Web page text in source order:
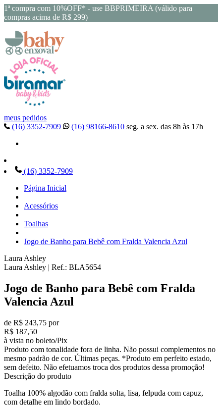
1ª compra com 10%OFF* - use BBPRIMEIRA (válido para
compras acima de R$ 299)
meus pedidos
(16) 3352-7909
(16) 98166-8610 seg. a sex. das 8h às 17h
(16) 3352-7909
Página Inicial
Acessórios
Toalhas
Jogo de Banho para Bebê com Fralda Valencia Azul
Laura Ashley
Laura Ashley | Ref.: BLA5654
Jogo de Banho para Bebê com Fralda
Valencia Azul
de R$ 243,75 por
R$ 187,50
à vista no boleto/Pix
Produto com tonalidade fora de linha. Não possui complementos no
mesmo padrão de cor. Últimas peças. *Produto em perfeito estado,
sem defeito. Não efetuamos troca dos produtos dessa promoção!
Descrição do produto
Toalha 100% algodão com fralda solta, lisa, felpuda com capuz,
com detalhe em lindo bordado.